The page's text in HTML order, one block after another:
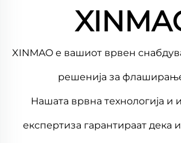
XINMAO е вашиот врвен
решенија за
Нашата врвна технологија и
експертиза гарантираат дека